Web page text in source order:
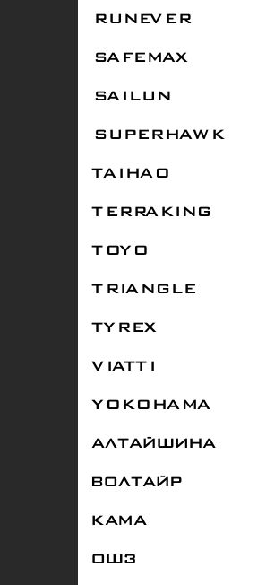
RUNEVER
SAFEMAX
SAILUN
SUPERHAWK
TAIHAO
TERRAKING
TOYO
TRIANGLE
TYREX
VIATTI
YOKOHAMA
АЛТАЙШИНА
ВОЛТАЙР
КАМА
ОШЗ